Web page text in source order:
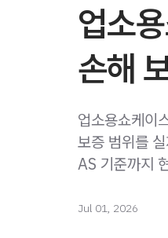
업소
손해
업소용쇼케이
보증 범위를
AS 기준까지
Jul 01, 2026